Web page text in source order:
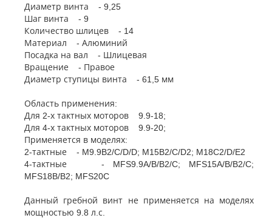
Диаметр винта - 9,25
Шаг винта - 9
Количество шлицев - 14
Материал - Алюминий
Посадка на вал - Шлицевая
Вращение - Правое
Диаметр ступицы винта - 61,5 мм
Область применения:
Для 2-х тактных моторов 9.9-18;
Для 4-х тактных моторов 9.9-20;
Применяется в моделях:
2-тактные - M9.9B2/C/D/D; M15B2/C/D2; M18C2/D/E2
4-тактные - MFS9.9A/B/B2/C; MFS15A/B/B2/C;
MFS18B/B2; MFS20C
Данный гребной винт не применяется на моделях
мощностью 9.8 л.с.